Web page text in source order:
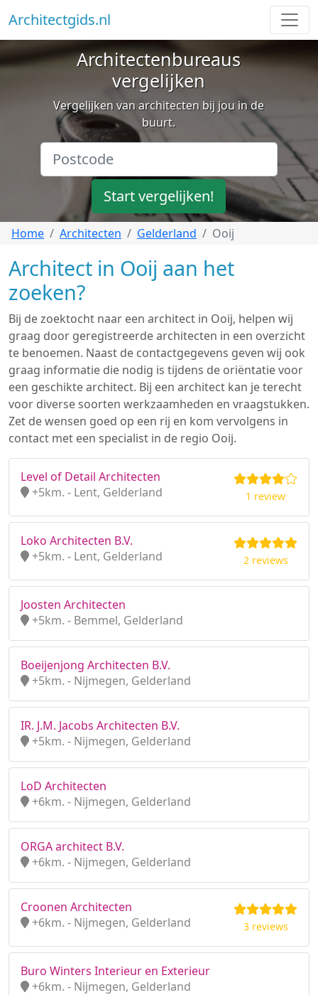
Architectgids.nl
Architectenbureaus
vergelijken
Vergelijken van architecten bij jou in de
buurt.
Start vergelijken!
Home Architecten Gelderland Ooij
Architect in Ooij aan het
zoeken?
Bij de zoektocht naar een architect in Ooij, helpen wij
graag door geregistreerde architecten in een overzicht
te benoemen. Naast de contactgegevens geven wij ook
graag informatie die nodig is tijdens de oriëntatie voor
een geschikte architect. Bij een architect kan je terecht
voor diverse soorten werkzaamheden en vraagstukken.
Zet de wensen goed op een rij en kom vervolgens in
contact met een specialist in de regio Ooij.
Level of Detail Architecten
+5km. - Lent, Gelderland
1 review
Loko Architecten B.V.
+5km. - Lent, Gelderland
2 reviews
Joosten Architecten
+5km. - Bemmel, Gelderland
Boeijenjong Architecten B.V.
+5km. - Nijmegen, Gelderland
IR. J.M. Jacobs Architecten B.V.
+5km. - Nijmegen, Gelderland
LoD Architecten
+6km. - Nijmegen, Gelderland
ORGA architect B.V.
+6km. - Nijmegen, Gelderland
Croonen Architecten
+6km. - Nijmegen, Gelderland
3 reviews
Buro Winters Interieur en Exterieur
+6km. - Nijmegen, Gelderland